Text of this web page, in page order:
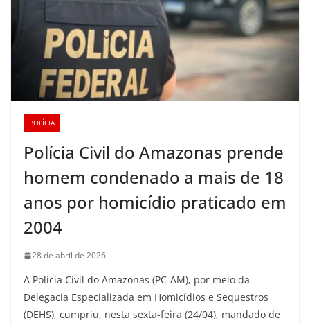
POLÍCIA
Polícia Civil do Amazonas prende
homem condenado a mais de 18
anos por homicídio praticado em
2004
28 de abril de 2026
A Polícia Civil do Amazonas (PC-AM), por meio da
Delegacia Especializada em Homicídios e Sequestros
(DEHS), cumpriu, nesta sexta-feira (24/04), mandado de